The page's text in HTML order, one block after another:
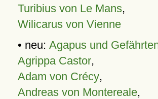
Turibius von Le Mans,
Wilicarus von Vienne
• neu: Agapus und
Agrippa Castor,
Adam von Crécy,
Andreas von Montereale,